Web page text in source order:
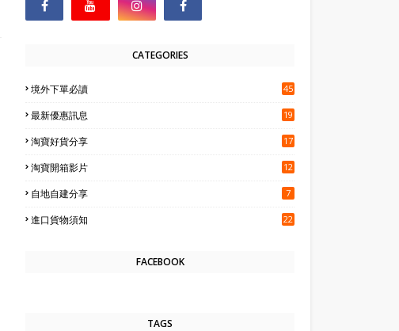
CATEGORIES
境外下單必讀 45
最新優惠訊息 19
淘寶好貨分享 17
淘寶開箱影片 12
自地自建分享 7
進口貨物須知 22
FACEBOOK
TAGS